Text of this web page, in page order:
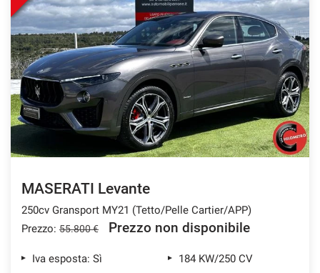
MASERATI Levante
250cv Gransport MY21 (Tetto/Pelle Cartier/APP)
Prezzo: 55.800 € Prezzo non disponibile
Iva esposta: Sì
184 KW/250 CV